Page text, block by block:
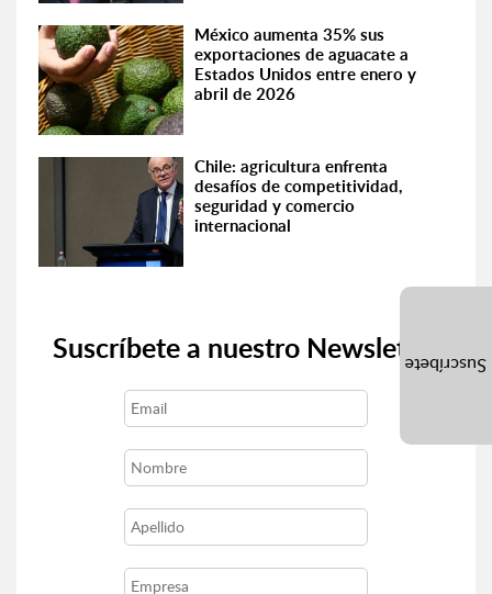
México aumenta 35% sus
exportaciones de aguacate a
Estados Unidos entre enero y
abril de 2026
Chile: agricultura enfrenta
desafíos de competitividad,
seguridad y comercio
internacional
Suscríbete a nuestro NewsletterSuscríbete